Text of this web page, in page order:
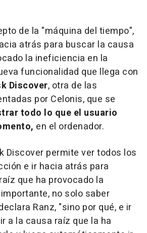
de la "máquina del tiempo",
atrás para buscar la causa
la ineficiencia en la
funcionalidad que llega con
Discover, otra de las
por Celonis, que se
todo lo que el usuario
en el ordenador.
Discover permite ver todos los
e ir hacia atrás para
que ha provocado la
no solo saber
Ranz, "sino por qué, e ir
a la causa raíz que la ha